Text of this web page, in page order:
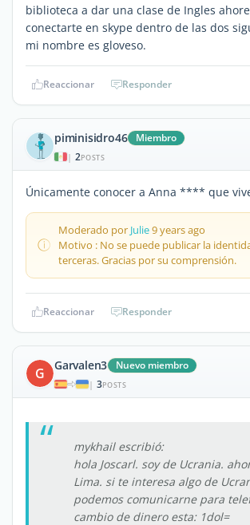
biblioteca a dar una clase de Ingles
conectarte en skype dentro de las dos
mi nombre es gloveso.
Reaccionar Responder
piminisidro46 Miembro
| 2POSTS
Únicamente conocer a Anna **** que
Moderado por Julie9 years ago
Motivo : No se puede publicar la
terceras. Gracias por su comprensión.
Reaccionar Responder
G Garvalen3 Nuevo miembro
| 3POSTS
mykhail escribió:
hola Joscarl. soy de Ucrania.
Lima. si te interesa algo de
podemos comunicarne para
cambio de dinero esta: 1dol=